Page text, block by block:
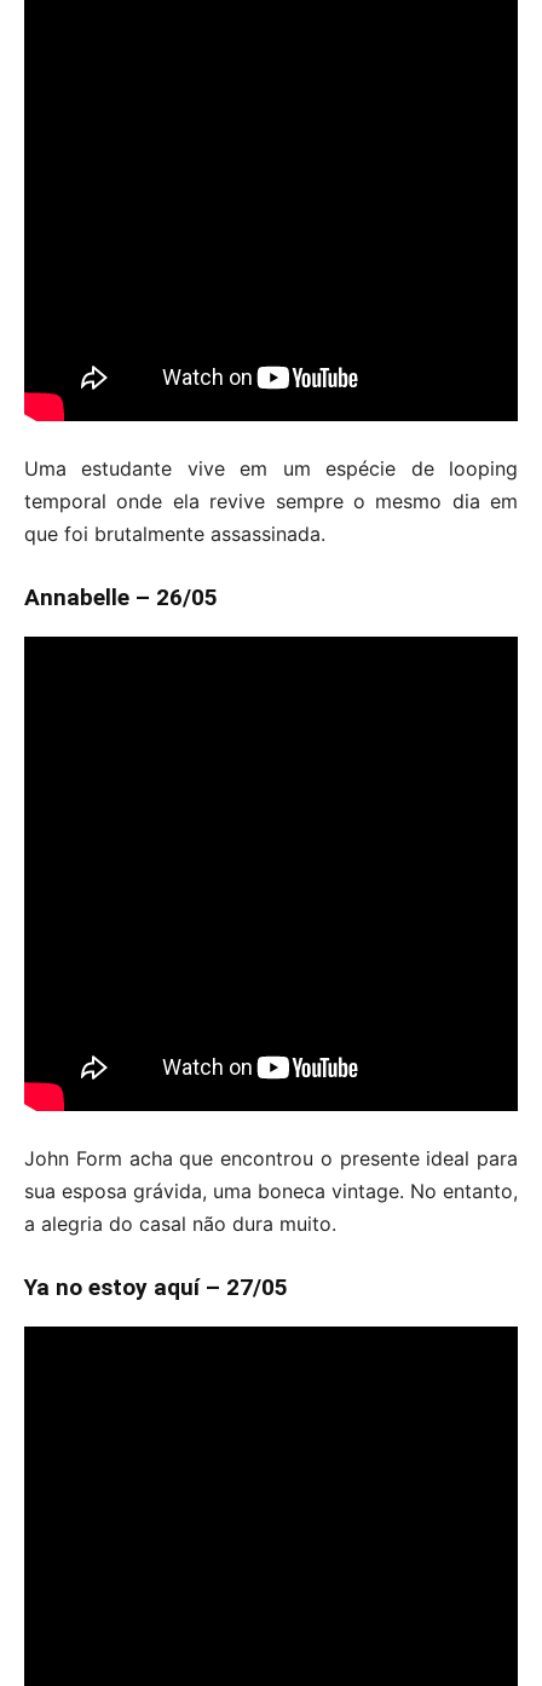
Uma estudante vive em um espécie de looping
temporal onde ela revive sempre o mesmo dia em
que foi brutalmente assassinada.
Annabelle – 26/05
John Form acha que encontrou o presente ideal para
sua esposa grávida, uma boneca vintage. No entanto,
a alegria do casal não dura muito.
Ya no estoy aquí – 27/05